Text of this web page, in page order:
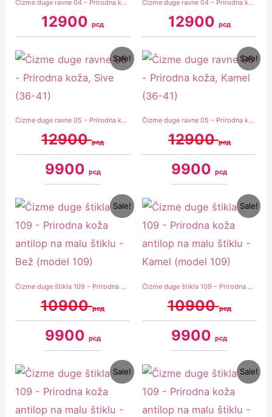
Čizme duge ravne 04 – Prirodna koža, iznad kolena – Desert (model 04)
12900рсд
Čizme duge ravne 04 – Prirodna koža, iznad kolena – Tamno Braon (model 04)
12900 рсд
Sale!
Čizme duge ravne 05 – Prirodna koža, Sive (36-41)
12900рсд
Original
price
was:
12900 рсд.
9900 рсд
Current
price
is:
9900 рсд.
Sale!
Čizme duge ravne 05 – Prirodna koža, Kamel (36-41)
12900рсд
Original
price
was:
12900 рсд.
9900рсд
Current
price
is:
9900 рсд.
Sale!
Čizme duge štikla 109 – Prirodna koža antilop na malu štiklu – Bež (model 109)
10900рсд
Original
price
was:
10900 рсд.
9900 рсд
Current
price
is:
9900 рсд.
Sale!
Čizme duge štikla 109 – Prirodna koža antilop na malu štiklu – Kamel (model 109)
10900рсд
Original
price
was:
10900 рсд.
9900рсд
Current
price
is:
9900 рсд.
Sale!
Original
price
was:
10900 рсд.
Current
price
is:
9900 рсд.
Sale!
Original
price
was:
10900 рсд.
Current
price
is:
9900 рсд.